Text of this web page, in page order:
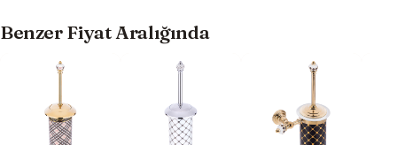
Benzer Fiyat Aralığında